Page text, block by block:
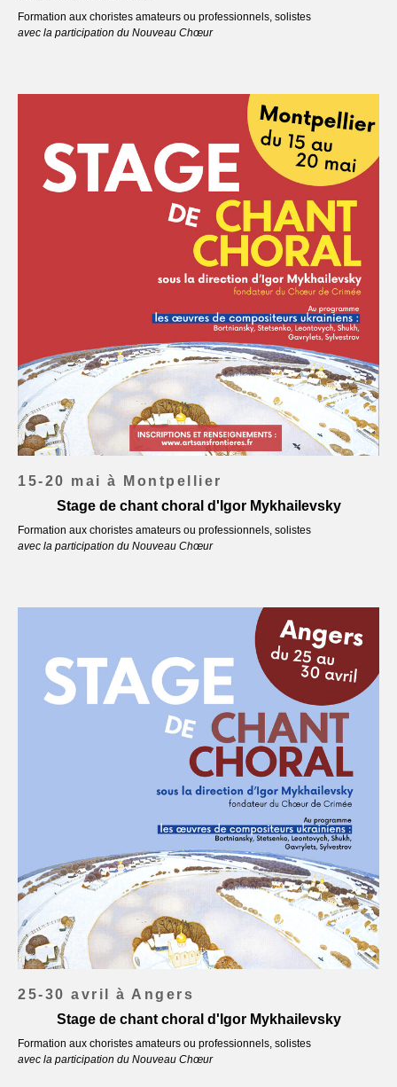
Formation aux choristes amateurs ou professionnels, solistes
avec la participation du Nouveau Chœur
15-20 mai à Montpellier
Stage de chant choral d'Igor Mykhailevsky
Formation aux choristes amateurs ou professionnels, solistes
avec la participation du Nouveau Chœur
25-30 avril à Angers
Stage de chant choral d'Igor Mykhailevsky
Formation aux choristes amateurs ou professionnels, solistes
avec la participation du Nouveau Chœur